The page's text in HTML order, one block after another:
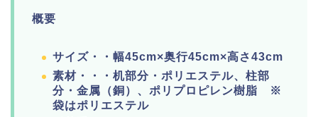
概要
サイズ・・幅45cm×奥行45cm×高さ43cm
素材・・・机部分・ポリエステル、柱部
分・金属（銅）、ポリプロピレン樹脂 ※
袋はポリエステル